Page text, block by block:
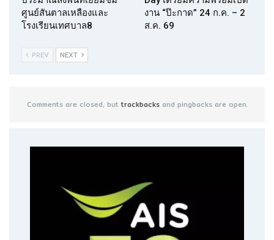
ศูนย์สันตาลเหลืองและ
โรงเรียนเทศบาล8
งาน “ป๊ะกาด” 24 ก.ค. – 2
ส.ค. 69
PREV NEXT
Comments are closed, buttrackbacksand pingbacks are open.